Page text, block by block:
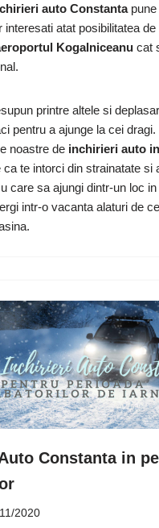
auto Constantapune
interesati atat posibilitatea de
Kogalniceanu cat
printre altele si
pentru a ajunge la cei dragi.
noastre de inchirieri auto in
ca te intorci din strainatate si
care sa ajungi dintr-un loc
intr-o vacanta alaturi de
Constanta in
2020